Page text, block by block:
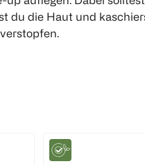
80 Stück
die Haut und